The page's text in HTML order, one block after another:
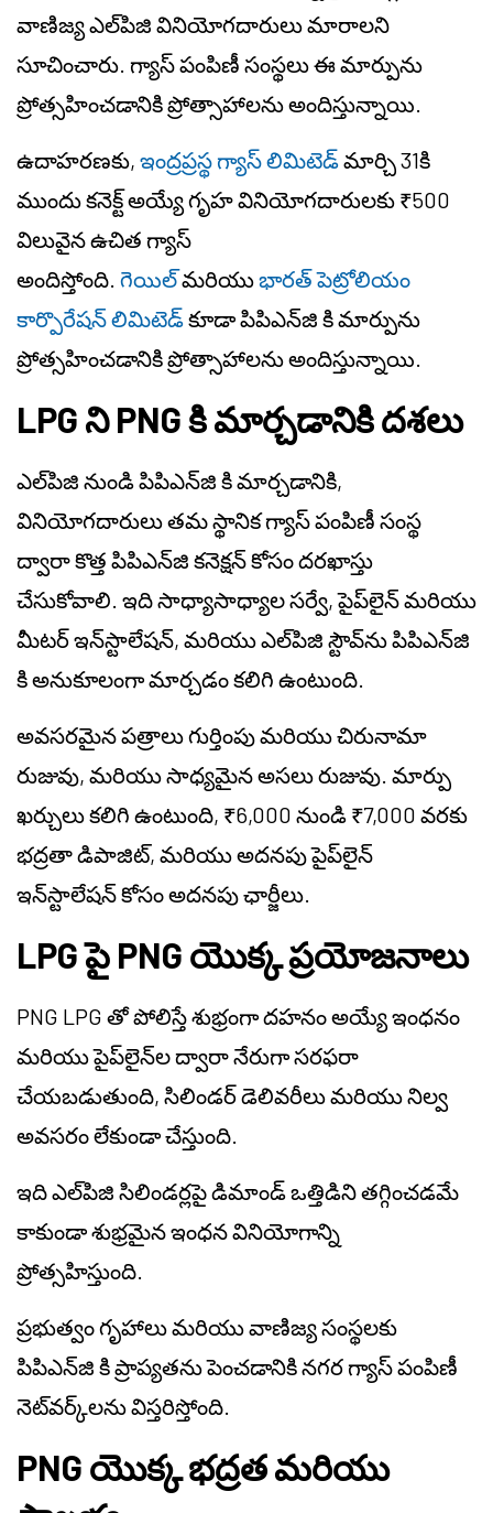
వాణిజ్య ఎల్‌పిజి వినియోగదారులు మారాలని
సూచించారు. గ్యాస్ పంపిణీ సంస్థలు ఈ మార్పును
ప్రోత్సహించడానికి ప్రోత్సాహాలను అందిస్తున్నాయి.
ఉదాహరణకు, ఇంద్రప్రస్థ గ్యాస్ లిమిటెడ్మార్చి 31కి
ముందు కనెక్ట్ అయ్యే గృహ వినియోగదారులకు ₹500
విలువైన ఉచిత గ్యాస్
అందిస్తోంది. గెయిల్మరియుభారత్ పెట్రోలియం
కార్పొరేషన్ లిమిటెడ్కూడా పిపిఎన్‌జి కి మార్పును
ప్రోత్సహించడానికి ప్రోత్సాహాలను అందిస్తున్నాయి.
LPG ని PNG కి మార్చడానికి దశలు
ఎల్‌పిజి నుండి పిపిఎన్‌జి కి మార్చడానికి,
వినియోగదారులు తమ స్థానిక గ్యాస్ పంపిణీ సంస్థ
ద్వారా కొత్త పిపిఎన్‌జి కనెక్షన్ కోసం దరఖాస్తు
చేసుకోవాలి. ఇది సాధ్యాసాధ్యాల సర్వే, పైప్‌లైన్ మరియు
మీటర్ ఇన్‌స్టాలేషన్, మరియు ఎల్‌పిజి స్టౌవ్‌ను పిపిఎన్‌జి
కి అనుకూలంగా మార్చడం కలిగి ఉంటుంది.
అవసరమైన పత్రాలు గుర్తింపు మరియు చిరునామా
రుజువు, మరియు సాధ్యమైన అసలు రుజువు. మార్పు
ఖర్చులు కలిగి ఉంటుంది, ₹6,000 నుండి ₹7,000 వరకు
భద్రతా డిపాజిట్, మరియు అదనపు పైప్‌లైన్
ఇన్‌స్టాలేషన్ కోసం అదనపు ఛార్జీలు.
LPG పై PNG యొక్క ప్రయోజనాలు
PNG LPG తో పోలిస్తే శుభ్రంగా దహనం అయ్యే ఇంధనం
మరియు పైప్‌లైన్‌ల ద్వారా నేరుగా సరఫరా
చేయబడుతుంది, సిలిండర్ డెలివరీలు మరియు నిల్వ
అవసరం లేకుండా చేస్తుంది.
ఇది ఎల్‌పిజి సిలిండర్లపై డిమాండ్ ఒత్తిడిని తగ్గించడమే
కాకుండా శుభ్రమైన ఇంధన వినియోగాన్ని
ప్రోత్సహిస్తుంది.
ప్రభుత్వం గృహాలు మరియు వాణిజ్య సంస్థలకు
పిపిఎన్‌జి కి ప్రాప్యతను పెంచడానికి నగర గ్యాస్ పంపిణీ
నెట్‌వర్క్‌లను విస్తరిస్తోంది.
PNG యొక్క భద్రత మరియు